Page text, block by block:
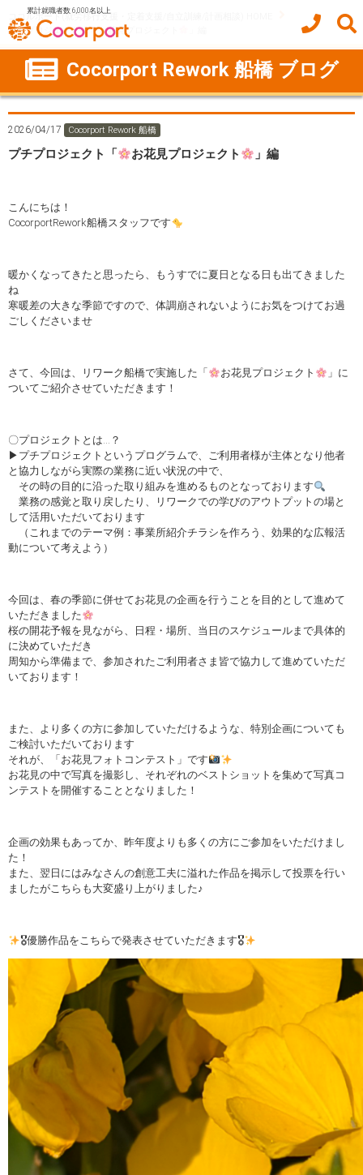
累計就職者数 6,000名以上
ココルポート(就労移行支援・定着支援/自立訓練/計画相談) HOME
プチプロジェクト「
お花見プロジェクト
Cocorport Rework 船橋 ブログ
2026/04/17 Cocorport Rework 船橋
プチプロジェクト「 お花見プロジェクト 」編
こんにちは！
CocorportRework船橋スタッフです
暖かくなってきたと思ったら、もうすでに夏日となる日も出てきました
ね
寒暖差の大きな季節ですので、体調崩されないようにお気をつけてお過
ごしくださいませ
さて、今回は、リワーク船橋で実施した「 お花見プロジェクト
」に
ついてご紹介させていただきます！
〇プロジェクトとは…？
▶プチプロジェクトというプログラムで、ご利用者様が主体となり他者
と協力しながら実際の業務に近い状況の中で、
その時の目的に沿った取り組みを進めるものとなっております
業務の感覚と取り戻したり、リワークでの学びのアウトプットの場と
して活用いただいております
（これまでのテーマ例：事業所紹介チラシを作ろう、効果的な広報活
動について考えよう）
今回は、春の季節に併せてお花見の企画を行うことを目的として進めて
いただきました
桜の開花予報を見ながら、日程・場所、当日のスケジュールまで具体的
に決めていただき
周知から準備まで、参加されたご利用者さま皆で協力して進めていただ
いております！
また、より多くの方に参加していただけるような、特別企画についても
ご検討いただいております
それが、「お花見フォトコンテスト」です
お花見の中で写真を撮影し、それぞれのベストショットを集めて写真コ
ンテストを開催することとなりました！
企画の効果もあってか、昨年度よりも多くの方にご参加をいただけまし
た！
また、翌日にはみなさんの創意工夫に溢れた作品を掲示して投票を行い
ましたがこちらも大変盛り上がりました♪
🎖優勝作品をこちらで発表させていただきます🎖